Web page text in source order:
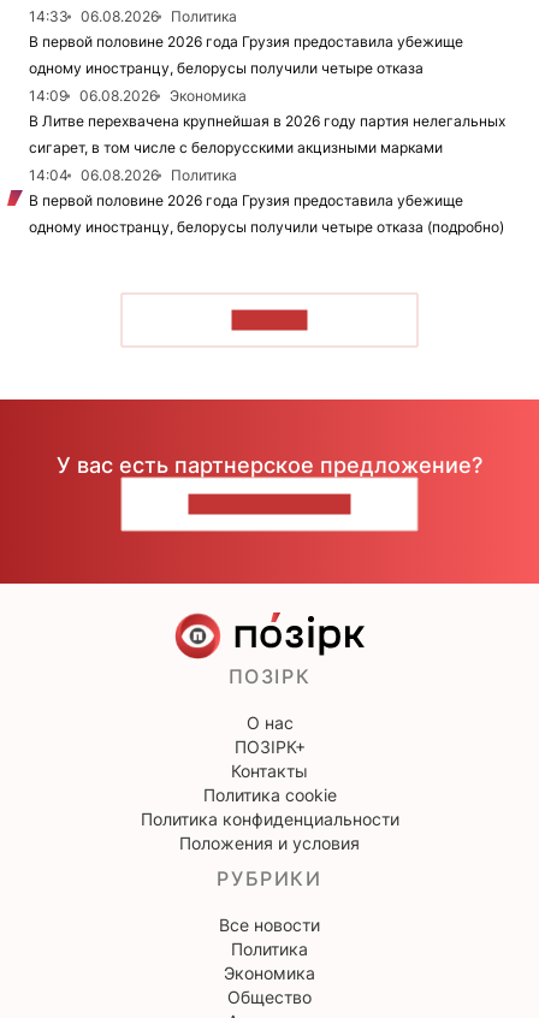
14:33
06.08.2026
Политика
В первой половине 2026 года Грузия предоставила убежище
одному иностранцу, белорусы получили четыре отказа
14:09
06.08.2026
Экономика
В Литве перехвачена крупнейшая в 2026 году партия нелегальных
сигарет, в том числе с белорусскими акцизными марками
14:04
06.08.2026
Политика
В первой половине 2026 года Грузия предоставила убежище
одному иностранцу, белорусы получили четыре отказа (подробно)
У вас есть партнерское предложение?
ПОЗІРК
О нас
ПОЗІРК+
Контакты
Политика cookie
Политика конфиденциальности
Положения и условия
РУБРИКИ
Все новости
Политика
Экономика
Общество